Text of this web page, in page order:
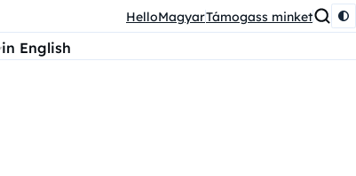
HelloMagyarTámogass minket
in English